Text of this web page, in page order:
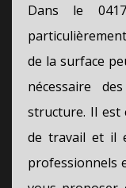
Dans le
de la surface
nécessaire
structure. Il est
de travail et il
professionnels